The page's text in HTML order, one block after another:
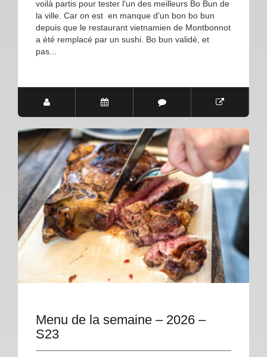
voilà partis pour tester l'un des meilleurs Bo Bun de
la ville. Car on est en manque d'un bon bo bun
depuis que le restaurant vietnamien de Montbonnot
a été remplacé par un sushi. Bo bun validé, et
pas...
Menu de la semaine – 2026 –
S23